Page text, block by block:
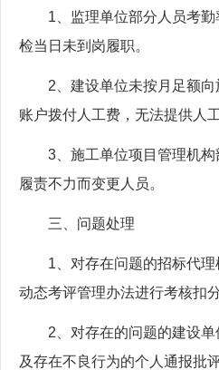
1、监理单位部分人员考勤
检当日未到岗履职。
2、建设单位未按月足额向
账户拨付人工费，无法提供人
3、施工单位项目管理机构
履责不力而变更人员。
三、问题处理
1、对存在问题的招标代理
动态考评管理办法进行考核扣
2、对存在的问题的建设单
及存在不良行为的个人通报批